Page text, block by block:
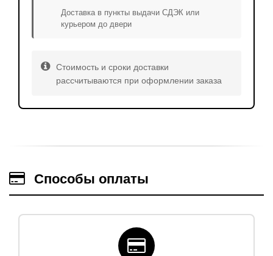
Доставка в пункты выдачи СДЭК или
курьером до двери
Стоимость и сроки доставки
рассчитываются при оформлении заказа
Способы оплаты